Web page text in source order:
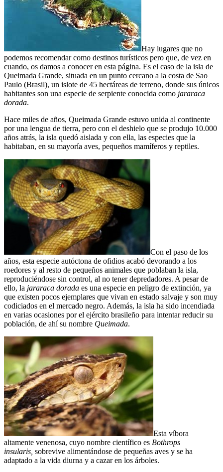
Hay lugares que no
podemos recomendar como destinos turísticos pero que, de vez en
cuando, os damos a conocer en esta página. Es el caso de la isla de
Queimada Grande, situada en un punto cercano a la costa de Sao
Paulo (Brasil), un islote de 45 hectáreas de terreno, donde sus únicos
habitantes son una especie de serpiente conocida como jararaca
dorada.
Hace miles de años, Queimada Grande estuvo unida al continente
por una lengua de tierra, pero con el deshielo que se produjo 10.000
años atrás, la isla quedó aislada y con ella, las especies que la
habitaban, en su mayoría aves, pequeños mamíferos y reptiles.
Con el paso de los
años, esta especie autóctona de ofidios acabó devorando a los
roedores y al resto de pequeños animales que poblaban la isla,
reproduciéndose sin control, al no tener depredadores. A pesar de
ello, la jararaca dorada es una especie en peligro de extinción, ya
que existen pocos ejemplares que vivan en estado salvaje y son muy
codiciados en el mercado negro. Además, la isla ha sido incendiada
en varias ocasiones por el ejército brasileño para intentar reducir su
población, de ahí su nombre Queimada.
Esta víbora
altamente venenosa, cuyo nombre científico es Bothrops
insularis, sobrevive alimentándose de pequeñas aves y se ha
adaptado a la vida diurna y a cazar en los árboles.